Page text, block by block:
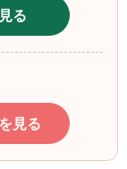
る
見る